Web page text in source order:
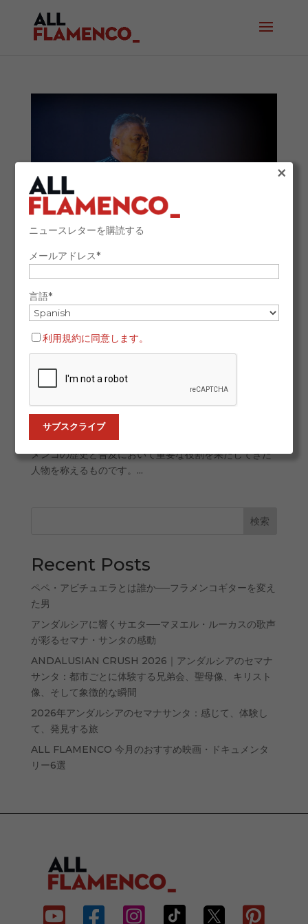
2025年10月6日
は、国際的なフラメンコ界における最も権威ある賞のひ
ラメンコ・デ・ラ・イスラ、そしてレヴィスタ・ラ・フ
ラグアによって構成される組織は、その功績を称え、舞
踊家アントニオ・カナーレスを第13回『フラメンコの伝
説』に選出しました。 この賞は、カマロンの故郷である
サン・フェルナンド島（ラ・イスラ）で創設され、フラ
メンコの歴史と普及において重要な役割を果たしてきた
人物を称えるものです。...
検索
Recent Posts
ペペ・アビチュエラとは誰か──フラメンコギターを変え
た男
アンダルシアに響くサエタ──マヌエル・ルーカスの歌声
が彩るセマナ・サンタの感動
ANDALUSIAN CRUSH 2026｜アンダルシアのセマナ
サンタ：都市ごとに体験する兄弟会、聖母像、キリスト
像、そして象徴的な瞬間
2026年アンダルシアのセマナサンタ：感じて、体験し
て、発見する旅
ALL FLAMENCO 今月のおすすめ映画・ドキュメンタ
リー6選
     
ニュースレターを購読する
メールアドレス*
言語*
利用規約に同意します。
×